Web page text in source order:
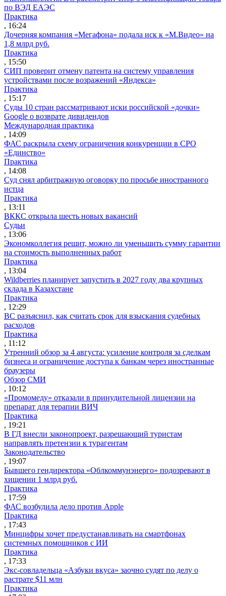
по ВЭД ЕАЭС
Практика
, 16:24
Дочерняя компания «Мегафона» подала иск к «М.Видео» на
1,8 млрд руб.
Практика
, 15:50
СИП проверит отмену патента на систему управления
устройствами после возражений «Яндекса»
Практика
, 15:17
Суды 10 стран рассматривают иски российской «дочки»
Google о возврате дивидендов
Международная практика
, 14:09
ФАС раскрыла схему ограничения конкуренции в СРО
«Единство»
Практика
, 14:08
Суд снял арбитражную оговорку по просьбе иностранного
истца
Практика
, 13:11
ВККС открыла шесть новых вакансий
Судьи
, 13:06
Экономколлегия решит, можно ли уменьшить сумму гарантии
на стоимость выполненных работ
Практика
, 13:04
Wildberries планирует запустить в 2027 году два крупных
склада в Казахстане
Практика
, 12:29
ВС разъяснил, как считать срок для взыскания судебных
расходов
Практика
, 11:12
Утренний обзор за 4 августа: усиление контроля за сделкам
бизнеса и ограничение доступа к банкам через иностранные
браузеры
Обзор СМИ
, 10:12
«Промомеду» отказали в принудительной лицензии на
препарат для терапии ВИЧ
Практика
, 19:21
В ГД внесли законопроект, разрешающий туристам
направлять претензии к турагентам
Законодательство
, 19:07
Бывшего гендиректора «Облкоммунэнерго» подозревают в
хищении 1 млрд руб.
Практика
, 17:59
ФАС возбудила дело против Apple
Практика
, 17:43
Минцифры хочет предустанавливать на смартфонах
системных помощников с ИИ
Практика
, 17:33
Экс-совладельца «Азбуки вкуса» заочно судят по делу о
растрате $11 млн
Практика